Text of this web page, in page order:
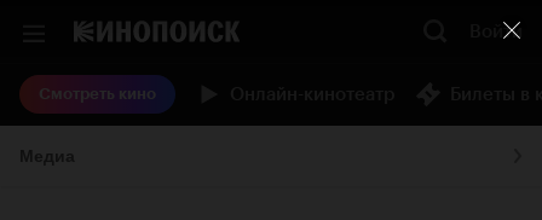
Войти
Смотреть кино